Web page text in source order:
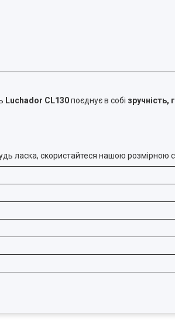
Luchador CL130поєднує в собі зручність,
ласка, скористайтеся нашою розмірною